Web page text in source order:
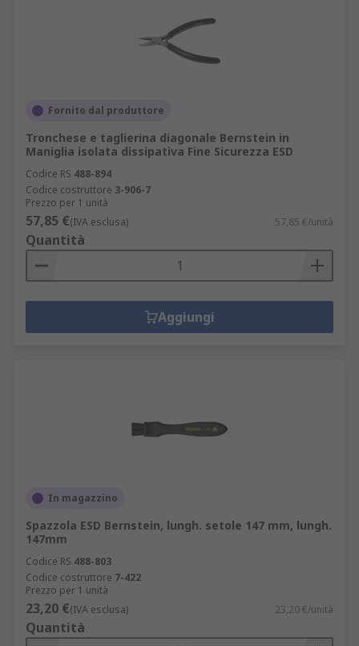
Fornito dal produttore
Tronchese e taglierina diagonale Bernstein in
Maniglia isolata dissipativa Fine Sicurezza ESD
Codice RS 488-894
Codice costruttore 3-906-7
Prezzo per 1 unità
57,85 €(IVA esclusa) 57,85 €/unità
Quantità
Aggiungi
In magazzino
Spazzola ESD Bernstein, lungh. setole 147 mm, lungh.
147mm
Codice RS 488-803
Codice costruttore 7-422
Prezzo per 1 unità
23,20 €(IVA esclusa) 23,20 €/unità
Quantità